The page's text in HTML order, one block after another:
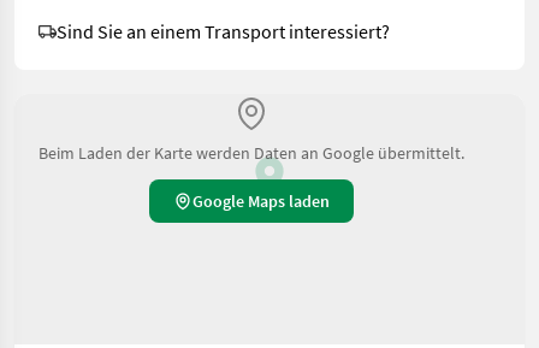
Sind Sie an einem Transport interessiert?
Beim Laden der Karte werden Daten an Google übermittelt.
Google Maps laden